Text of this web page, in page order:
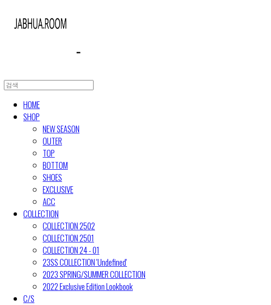
HOME
SHOP
NEW SEASON
OUTER
TOP
BOTTOM
SHOES
EXCLUSIVE
ACC
COLLECTION
COLLECTION 2502
COLLECTION 2501
COLLECTION 24 - 01
23SS COLLECTION 'Undefined'
2023 SPRING/SUMMER COLLECTION
2022 Exclusive Edition Lookbook
C/S